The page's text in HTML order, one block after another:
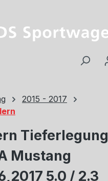
2015 - 2017
Tieferlegung
Mustang
5.0 / 2.3